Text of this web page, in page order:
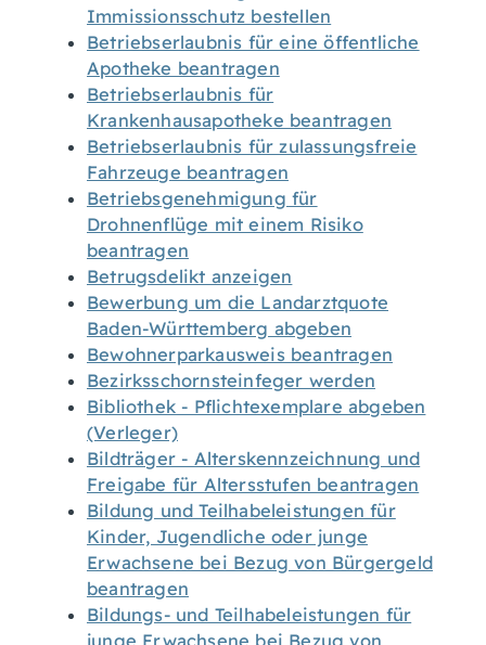
Immissionsschutz bestellen
Betriebserlaubnis für eine öffentliche
Apotheke beantragen
Betriebserlaubnis für
Krankenhausapotheke beantragen
Betriebserlaubnis für zulassungsfreie
Fahrzeuge beantragen
Betriebsgenehmigung für
Drohnenflüge mit einem Risiko
beantragen
Betrugsdelikt anzeigen
Bewerbung um die Landarztquote
Baden-Württemberg abgeben
Bewohnerparkausweis beantragen
Bezirksschornsteinfeger werden
Bibliothek - Pflichtexemplare abgeben
(Verleger)
Bildträger - Alterskennzeichnung und
Freigabe für Altersstufen beantragen
Bildung und Teilhabeleistungen für
Kinder, Jugendliche oder junge
Erwachsene bei Bezug von Bürgergeld
beantragen
Bildungs- und Teilhabeleistungen für
junge Erwachsene bei Bezug von